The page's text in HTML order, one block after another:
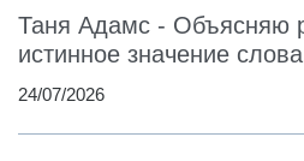
Таня Адамс - Объясняю
истинное значение
24/07/2026